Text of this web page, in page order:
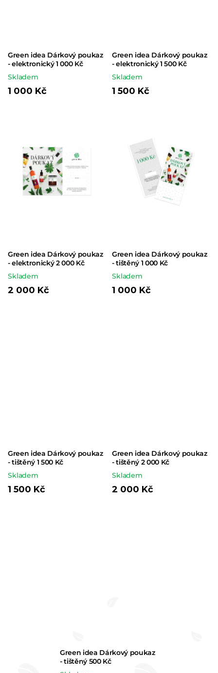
Green idea Dárkový poukaz
- elektronický 1 000 Kč
Skladem
1 000 Kč
Green idea Dárkový poukaz
- elektronický 1 500 Kč
Skladem
1 500 Kč
Green idea Dárkový poukaz
- elektronický 2 000 Kč
Skladem
2 000 Kč
Green idea Dárkový poukaz
- tištěný 1 000 Kč
Skladem
1 000 Kč
Green idea Dárkový poukaz
- tištěný 1 500 Kč
Skladem
1 500 Kč
Green idea Dárkový poukaz
- tištěný 2 000 Kč
Skladem
2 000 Kč
Green idea Dárkový poukaz
- tištěný 500 Kč